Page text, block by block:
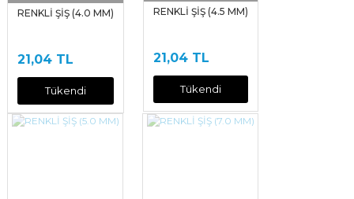
RENKLİ ŞİŞ (4.0 MM)
21,04 TL
Tükendi
RENKLİ ŞİŞ (4.5 MM)
21,04 TL
Tükendi